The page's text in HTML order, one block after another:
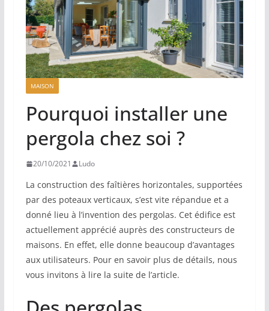
MAISON
Pourquoi installer une
pergola chez soi ?
20/10/2021 Ludo
La construction des faîtières horizontales, supportées
par des poteaux verticaux, s’est vite répandue et a
donné lieu à l’invention des pergolas. Cet édifice est
actuellement apprécié auprès des constructeurs de
maisons. En effet, elle donne beaucoup d’avantages
aux utilisateurs. Pour en savoir plus de détails, nous
vous invitons à lire la suite de l’article.